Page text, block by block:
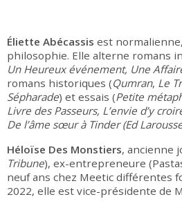
Éliette Abécassis est
philosophie. Elle alterne romans
Un Heureux événement, Une
romans historiques (Qumran, Le
Sépharade) et essais (Petite
Livre des Passeurs, L’envie d’y
De l’âme sœur à Tinder (Ed
Héloïse Des Monstiers, ancienne
Tribune), ex-entrepreneure
neuf ans chez Meetic différentes
2022, elle est vice-présidente de